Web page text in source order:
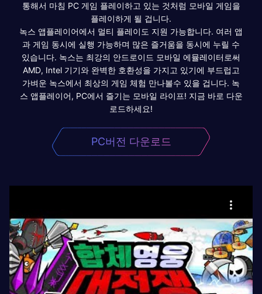
통해서 마침 PC 게임 플레이하고 있는 것처럼 모바일 게임을
플레이하게 될 겁니다.
녹스 앱플레이어에서 멀티 플레이도 지원 가능합니다. 여러 앱
과 게임 동시에 실행 가능하며 많은 즐거움을 동시에 누릴 수
있습니다. 녹스는 최강의 안드로이드 모바일 에뮬레이터로써
AMD, Intel 기기와 완벽한 호환성을 가지고 있기에 부드럽고
가벼운 녹스에서 최상의 게임 체험 만나볼수 있을 겁니다. 녹
스 앱플레이어, PC에서 즐기는 모바일 라이프! 지금 바로 다운
로드하세요!
PC버전 다운로드